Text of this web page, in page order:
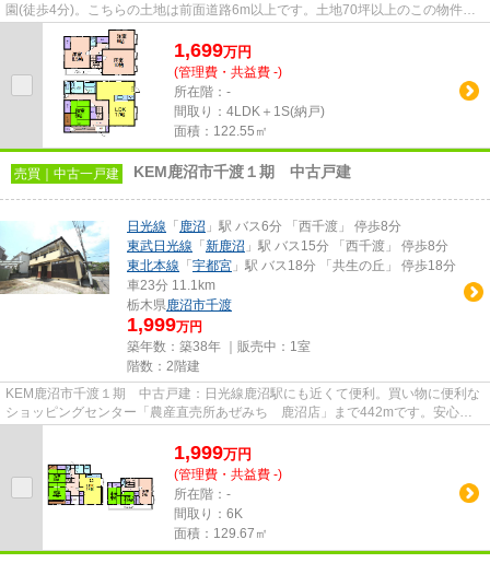
園(徒歩4分)。こちらの土地は前面道路6m以上です。土地70坪以上のこの物件
は、心地よい安らぎをもたらして...
1,699万円
(管理費・共益費 -)
所在階：-
間取り：4LDK＋1S(納戸)
面積：122.55㎡
売買｜中古一戸建 KEM鹿沼市千渡１期 中古戸建
日光線 「 鹿沼 」駅 バス6分 「西千渡」 停歩8分
東武日光線 「 新鹿沼 」駅 バス15分 「西千渡」 停歩8分
東北本線 「 宇都宮 」駅 バス18分 「共生の丘」 停歩18分
車23分 11.1km
栃木県鹿沼市千渡
1,999万円
築年数：築38年 ｜販売中： 1室
階数：2階建
KEM鹿沼市千渡１期 中古戸建：日光線鹿沼駅にも近くて便利。買い物に便利な
ショッピングセンター「農産直売所あぜみち 鹿沼店」まで442mです。安心の
1,999万円
(管理費・共益費 -)
所在階：-
間取り：6K
面積：129.67㎡